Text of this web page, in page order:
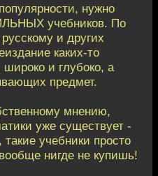
нужно
учебников. По
и других
каких-то
и глубоко, а
предмет.
мнению,
уже существует -
учебники просто
нигде не купишь!